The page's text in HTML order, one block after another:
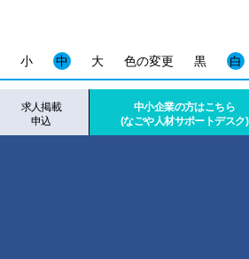
色の変更 黒 白
小 中 大
求人掲載
申込
中小企業の方はこちら
(なごや人材サポートデスク)